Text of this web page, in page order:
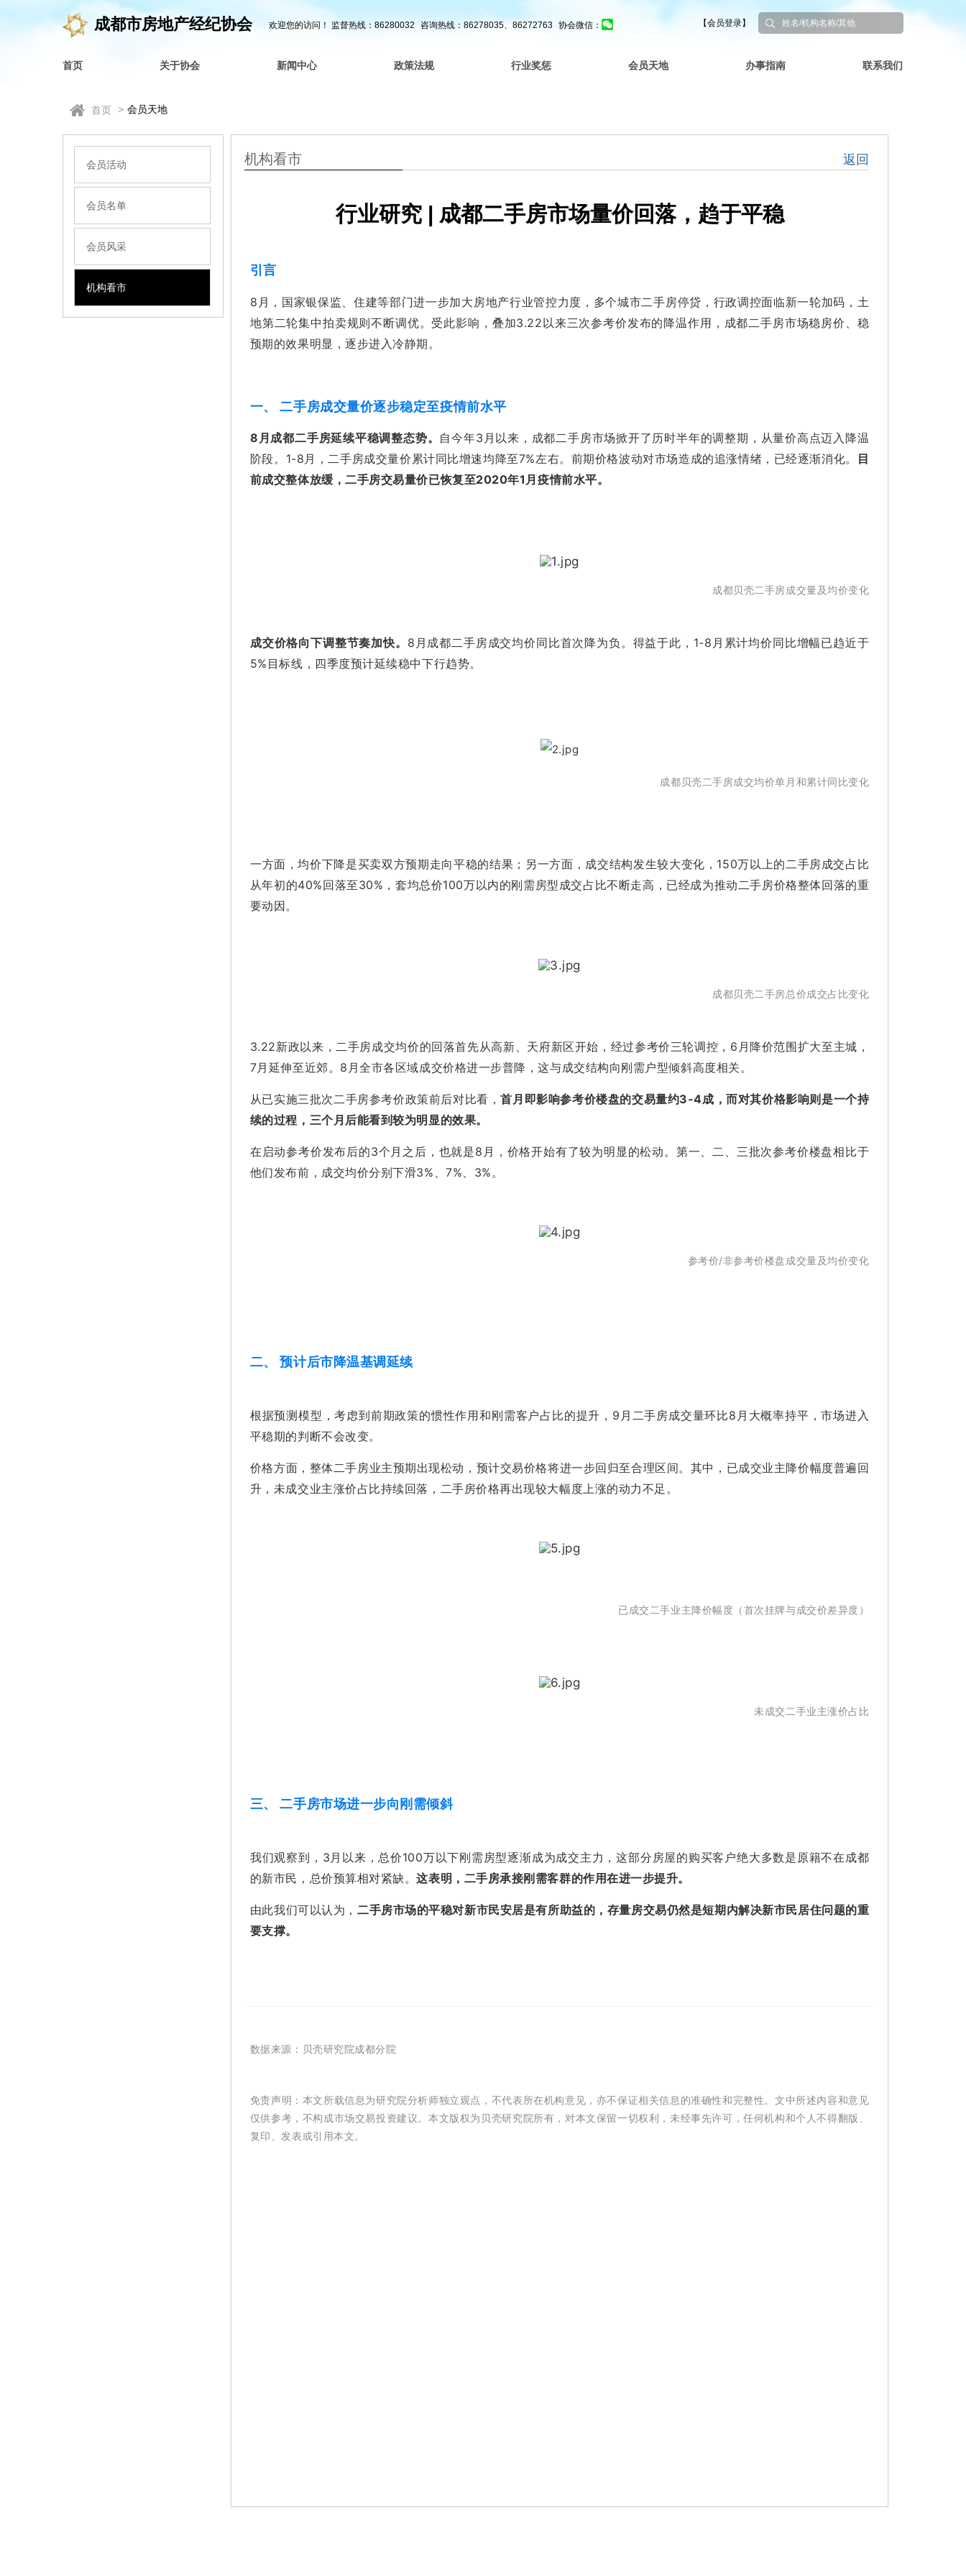
成都市房地产经纪协会 欢迎您的访问！ 监督热线：86280032 咨询热线：86278035、86272763 协会微信： 【会员登录】
首页 关于协会 新闻中心 政策法规 行业奖惩 会员天地 办事指南 联系我们
首页 > 会员天地
会员活动
会员名单
会员风采
机构看市
机构看市 返回
行业研究 | 成都二手房市场量价回落，趋于平稳
引言
8月，国家银保监、住建等部门进一步加大房地产行业管控力度，多个城市二手房停贷，行政调控面临新一轮加码，土
地第二轮集中拍卖规则不断调优。受此影响，叠加3.22以来三次参考价发布的降温作用，成都二手房市场稳房价、稳
预期的效果明显，逐步进入冷静期。
一、 二手房成交量价逐步稳定至疫情前水平
8月成都二手房延续平稳调整态势。 自今年3月以来，成都二手房市场掀开了历时半年的调整期，从量价高点迈入降温
阶段。1-8月，二手房成交量价累计同比增速均降至7%左右。前期价格波动对市场造成的追涨情绪，已经逐渐消化。
目
前成交整体放缓，二手房交易量价已恢复至2020年1月疫情前水平。
成都贝壳二手房成交量及均价变化
成交价格向下调整节奏加快。 8月成都二手房成交均价同比首次降为负。得益于此，1-8月累计均价同比增幅已趋近于
5%目标线，四季度预计延续稳中下行趋势。
成都贝壳二手房成交均价单月和累计同比变化
一方面，均价下降是买卖双方预期走向平稳的结果；另一方面，成交结构发生较大变化，150万以上的二手房成交占比
从年初的40%回落至30%，套均总价100万以内的刚需房型成交占比不断走高，已经成为推动二手房价格整体回落的重
要动因。
成都贝壳二手房总价成交占比变化
3.22新政以来，二手房成交均价的回落首先从高新、天府新区开始，经过参考价三轮调控，6月降价范围扩大至主城，
7月延伸至近郊。8月全市各区域成交价格进一步普降，这与成交结构向刚需户型倾斜高度相关。
从已实施三批次二手房参考价政策前后对比看，首月即影响参考价楼盘的交易量约3-4成，而对其价格影响则是一个持
续的过程，三个月后能看到较为明显的效果。
在启动参考价发布后的3个月之后，也就是8月，价格开始有了较为明显的松动。第一、二、三批次参考价楼盘相比于
他们发布前，成交均价分别下滑3%、7%、3%。
参考价/非参考价楼盘成交量及均价变化
二、 预计后市降温基调延续
根据预测模型，考虑到前期政策的惯性作用和刚需客户占比的提升，9月二手房成交量环比8月大概率持平，市场进入
平稳期的判断不会改变。
价格方面，整体二手房业主预期出现松动，预计交易价格将进一步回归至合理区间。其中，已成交业主降价幅度普遍回
升，未成交业主涨价占比持续回落，二手房价格再出现较大幅度上涨的动力不足。
已成交二手业主降价幅度 （首次挂牌与成交价差异度）
未成交二手业主涨价占比
三、 二手房市场进一步向刚需倾斜
我们观察到，3月以来，总价100万以下刚需房型逐渐成为成交主力，这部分房屋的购买客户绝大多数是原籍不在成都
的新市民，总价预算相对紧缺。这表明，二手房承接刚需客群的作用在进一步提升。
由此我们可以认为， 二手房市场的平稳对新市民安居是有所助益的，存量房交易仍然是短期内解决新市民居住问题的重
要支撑。
数据来源： 贝壳研究院成都分院
免责声明：本文所载信息为研究院分析师独立观点，不代表所在机构意见，亦不保证相关信息的准确性和完整性。文中所述内容和意见
仅供参考，不构成市场交易投资建议。本文版权为贝壳研究院所有，对本文保留一切权利，未经事先许可，任何机构和个人不得翻版、
复印、发表或引用本文。